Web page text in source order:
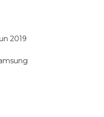
2019